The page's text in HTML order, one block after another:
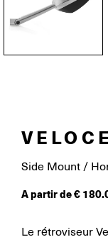
Side Mount /
A partir de€
Le rétroviseur